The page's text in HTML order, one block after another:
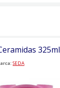
325ml
SEDA